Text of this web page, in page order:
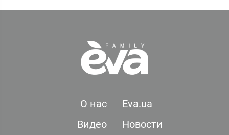
О нас
Eva.ua
Видео
Новости